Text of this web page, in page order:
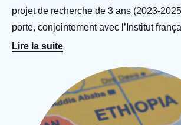
Analyses
À propos de l'Ifri
Proche-
centre
projet de recherche de 3 ans (2023-
porte, conjointement avec l’Institut
recherche en Afrique (IFRA) de Nairobi
Direction générale des Relations
la Stratégie (DGRIS).
Cet observatoire s’intéresse aux
Lire la suite